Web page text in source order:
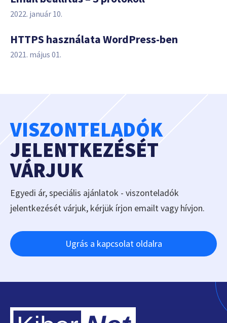
2022. január 10.
HTTPS használata WordPress-ben
2021. május 01.
VISZONTELADÓK
JELENTKEZÉSÉT
VÁRJUK
Egyedi ár, speciális ajánlatok - viszonteladók
jelentkezését várjuk, kérjük írjon emailt vagy hívjon.
Ugrás a kapcsolat oldalra